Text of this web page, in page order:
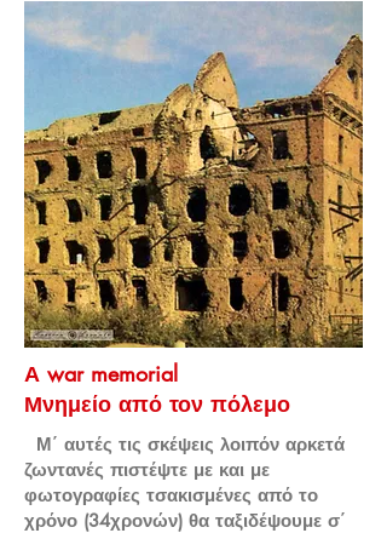
Α war memorial
Μνημείο από τον πόλεμο
Μ΄ αυτές τις σκέψεις λοιπόν αρκετά
ζωντανές πιστέψτε με και με
φωτογραφίες τσακισμένες από το
χρόνο (34χρονών) θα ταξιδέψουμε σ΄